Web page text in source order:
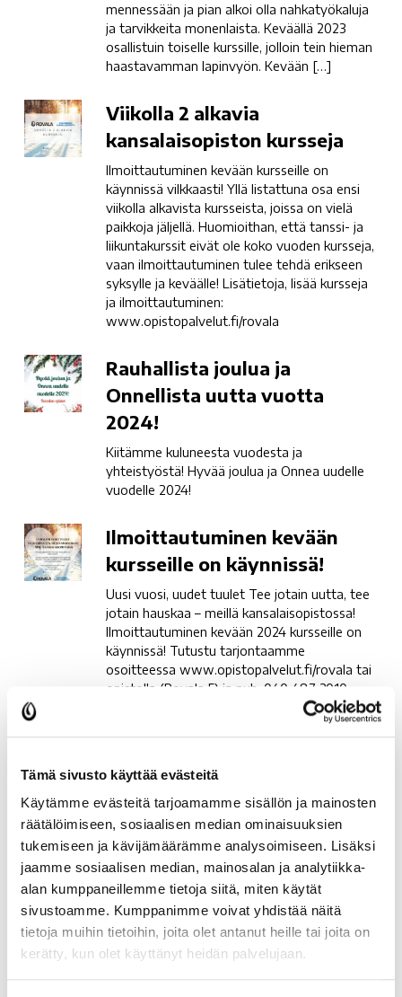
Tämä sivusto käyttää evästeitä
Käytämme evästeitä tarjoamamme sisällön ja mainosten
räätälöimiseen, sosiaalisen median ominaisuuksien
tukemiseen ja kävijämäärämme analysoimiseen. Lisäksi
jaamme sosiaalisen median, mainosalan ja analytiikka-
alan kumppaneillemme tietoja siitä, miten käytät
sivustoamme. Kumppanimme voivat yhdistää näitä
tietoja muihin tietoihin, joita olet antanut heille tai joita on
kerätty, kun olet käyttänyt heidän palvelujaan.
mennessään ja pian alkoi olla nahkatyökaluja
ja tarvikkeita monenlaista. Keväällä 2023
osallistuin toiselle kurssille, jolloin tein hieman
haastavamman lapinvyön. Kevään […]
Viikolla
2
alkavia
kansalaisopiston
Viikolla 2 alkavia
kansalaisopiston kursseja
Ilmoittautuminen kevään kursseille on
käynnissä vilkkaasti! Yllä listattuna osa ensi
viikolla alkavista kursseista, joissa on vielä
paikkoja jäljellä. Huomioithan, että tanssi- ja
liikuntakurssit eivät ole koko vuoden kursseja,
vaan ilmoittautuminen tulee tehdä erikseen
syksylle ja keväälle! Lisätietoja, lisää kursseja
ja ilmoittautuminen:
www.opistopalvelut.fi/rovala
Rauhallista
joulua
ja
Rauhallista joulua ja
Onnellista uutta vuotta
2024!
Kiitämme kuluneesta vuodesta ja
yhteistyöstä! Hyvää joulua ja Onnea uudelle
vuodelle 2024!
Ilmoittautuminen
kevään
kursseille
Ilmoittautuminen kevään
kursseille on käynnissä!
Uusi vuosi, uudet tuulet Tee jotain uutta, tee
jotain hauskaa – meillä kansalaisopistossa!
Ilmoittautuminen kevään 2024 kursseille on
käynnissä! Tutustu tarjontaamme
osoitteessa www.opistopalvelut.fi/rovala tai
opistolla (Rovala 5) ja puh. 040 487 3010.
Toimiston asiakaspalvelu on avoinna 14.12.
asti ma-to klo 10-16:30, pe suljettu. Seuraavan
itsenäisyyspäivää
Hyvää itsenäisyyspäivää
Opistojen toimisto on tällä viikolla avoinna:
ma ja to klo 10-16:30, ti-ke ja pe suljettu.
Hyvää itsenäisyyspäivää!
Muista
hyödyntää
vanhenevat
Muista hyödyntää
vanhenevat kulttuuri- ja
liikuntaedut ennen vuoden